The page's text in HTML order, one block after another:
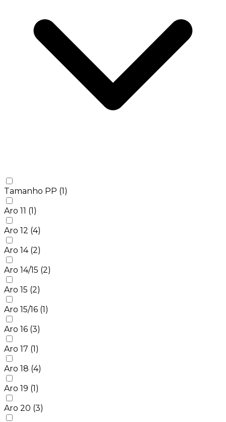
Tamanho PP (1)
Aro 11 (1)
Aro 12 (4)
Aro 14 (2)
Aro 14/15 (2)
Aro 15 (2)
Aro 15/16 (1)
Aro 16 (3)
Aro 17 (1)
Aro 18 (4)
Aro 19 (1)
Aro 20 (3)